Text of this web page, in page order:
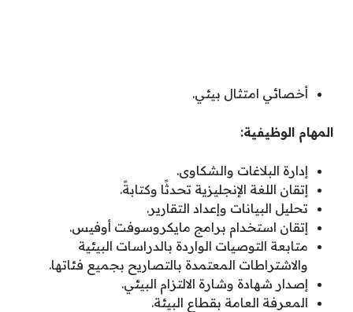
أخصائي امتثال بيئي.
المهام الوظيفية:
إدارة البلاغات والشكاوى.
إتقان اللغة الإنجليزية تحدثًا وكتابةً.
تحليل البيانات وإعداد التقارير.
إتقان استخدام برامج مايكروسوفت أوفيس.
متابعة التوصيات الواردة بالدراسات البيئية
والاشتراطات المعتمدة بالتصاريح بجميع فئاتها.
إصدار شهادة وشارة الالتزام البيئي.
المعرفة العامة بقطاع البيئة.